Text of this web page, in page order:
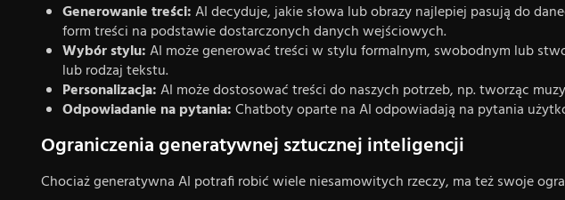
Generowanie treści:AI decyduje, jakie słowa lub obrazy najlepiej pasują do
form treści na podstawie dostarczonych danych wejściowych.
Wybór stylu:AI może generować treści w stylu formalnym, swobodnym lub
lub rodzaj tekstu.
Personalizacja:AI może dostosować treści do naszych potrzeb, np. tworząc
Odpowiadanie na pytania:Chatboty oparte na AI odpowiadają na pytania
Ograniczenia generatywnej sztucznej inteligencji
Chociaż generatywna AI potrafi robić wiele niesamowitych rzeczy, ma też swoje